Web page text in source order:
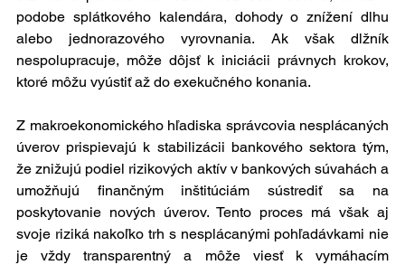
podobe splátkového kalendára, dohody o znížení dlhu
alebo jednorazového vyrovnania. Ak však dlžník
nespolupracuje, môže dôjsť k iniciácii právnych krokov,
ktoré môžu vyústiť až do exekučného konania.
Z makroekonomického hľadiska správcovia nesplácaných
úverov prispievajú k stabilizácii bankového sektora tým,
že znižujú podiel rizikových aktív v bankových súvahách a
umožňujú finančným inštitúciám sústrediť sa na
poskytovanie nových úverov. Tento proces má však aj
svoje riziká nakoľko trh s nesplácanými pohľadávkami nie
je vždy transparentný a môže viesť k vymáhacím